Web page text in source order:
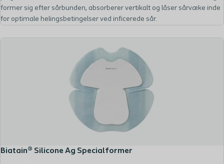
former sig efter sårbunden, absorberer vertikalt og låser sårvæke inde
for optimale helingsbetingelser ved inficerede sår.
Biatain® Silicone Ag Specialformer